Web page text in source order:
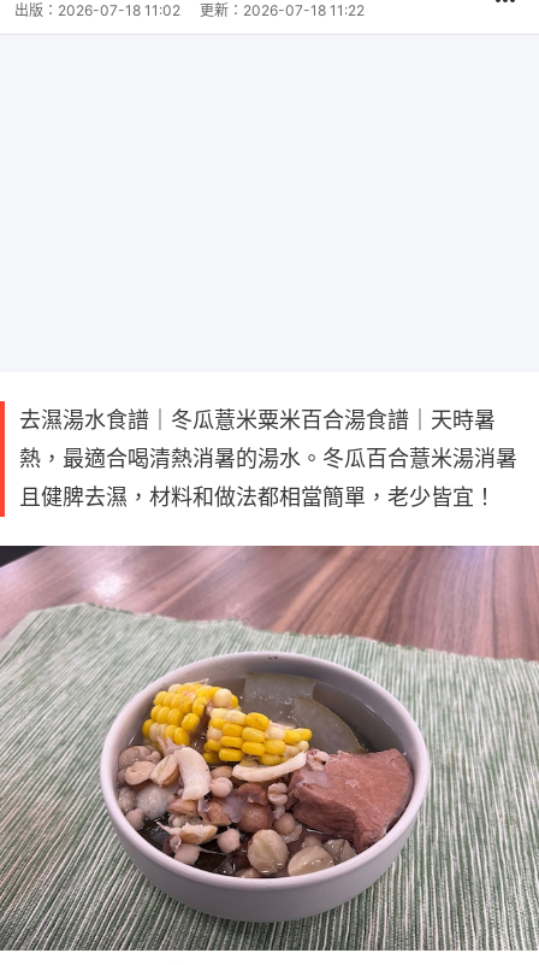
出版： 2026-07-18 11:02 更新： 2026-07-18 11:22
去濕湯水食譜｜冬瓜薏米粟米百合湯食譜｜天時暑
熱，最適合喝清熱消暑的湯水。冬瓜百合薏米湯消暑
且健脾去濕，材料和做法都相當簡單，老少皆宜！